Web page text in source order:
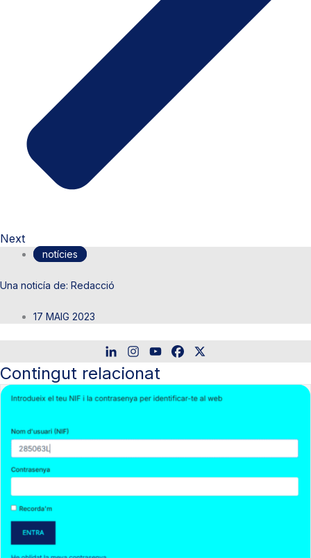
Next
notícies
Redacció
17 MAIG 2023
Contingut relacionat